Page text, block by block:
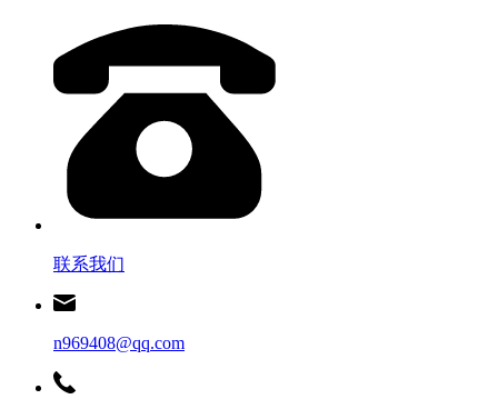
联系我们
n969408@qq.com